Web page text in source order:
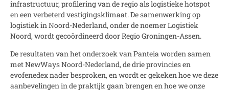
infrastructuur, profilering van de regio als logistieke hotspot
en een verbeterd vestigingsklimaat. De samenwerking op
logistiek in Noord-Nederland, onder de noemer Logistiek
Noord, wordt gecoördineerd door Regio Groningen-Assen.
De resultaten van het onderzoek van Panteia worden samen
met NewWays Noord-Nederland, de drie provincies en
evofenedex nader besproken, en wordt er gekeken hoe we deze
aanbevelingen in de praktijk gaan brengen en hoe we onze